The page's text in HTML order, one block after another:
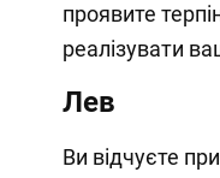
проявите
реалізувати
Лев
Ви відчуєте